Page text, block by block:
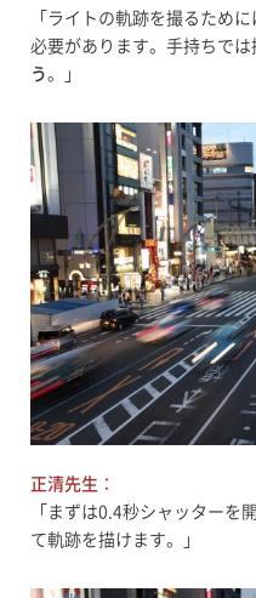
「ライトの軌跡を撮るため
必要があります。手持ちでは
う。」
正清先生 ：
「まずは0.4秒シャッターを
て軌跡を描けます。」